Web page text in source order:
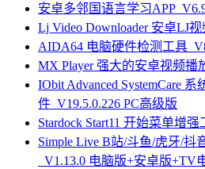
安卓多邻国语言学习
Lj Video Downloader 安卓LJ
AIDA64 电脑硬件检测工具
MX Player 强大的安卓视频播
IObit Advanced SystemCare
件_V19.5.0.226 PC高级版
Stardock Start11 开始菜单增
Simple Live B站/斗鱼/虎牙/抖
_V1.13.0 电脑版+安卓版+TV